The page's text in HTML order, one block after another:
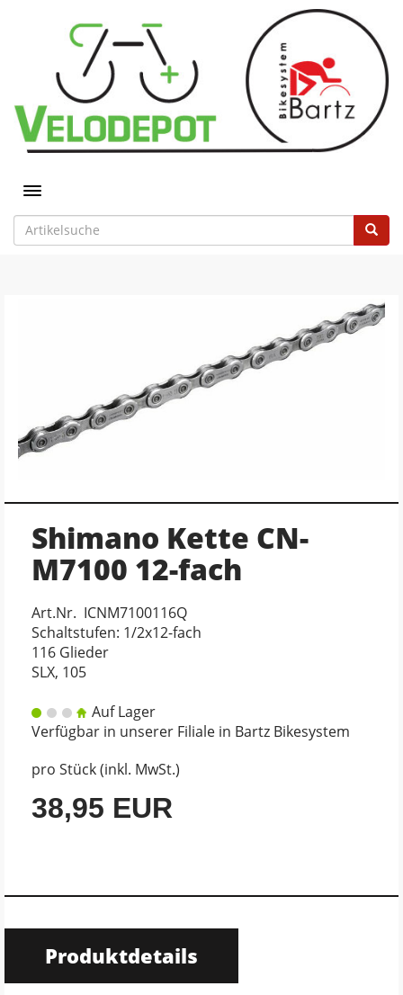
Toggle navigation
Shimano Kette CN-
M7100 12-fach
Art.Nr. ICNM7100116Q
Schaltstufen: 1/2x12-fach
116 Glieder
SLX, 105
Auf Lager
Verfügbar in unserer Filiale in Bartz Bikesystem
pro Stück (inkl. MwSt.)
38,95 EUR
Produktdetails